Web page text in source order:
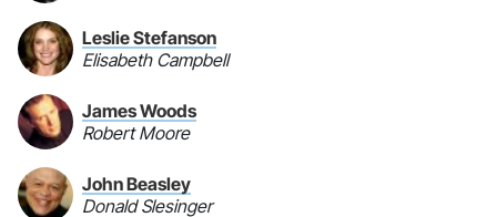
Leslie Stefanson
Elisabeth Campbell
James Woods
Robert Moore
John Beasley
Donald Slesinger